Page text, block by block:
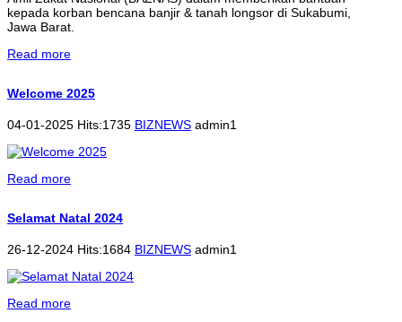
kepada korban bencana banjir & tanah longsor di Sukabumi,
Jawa Barat.
Read more
Welcome 2025
04-01-2025 Hits:1735 BIZNEWS admin1
Read more
Selamat Natal 2024
26-12-2024 Hits:1684 BIZNEWS admin1
Read more